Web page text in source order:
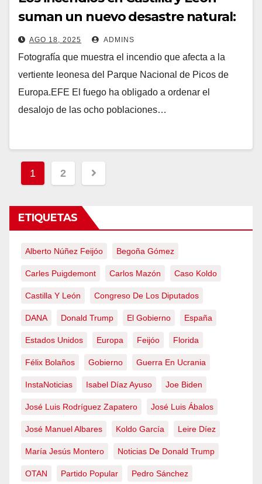
suman un nuevo desastre natural:
Picos de Europa
AGO 18, 2025 ADMINS
Fotografía que muestra el incendio que afecta a la
vertiente leonesa del Parque Nacional de Picos de
Europa.EFE El fuego ha obligado a ordenar el
desalojo de las ocho poblaciones…
Paginación
entradas
1 2
ETIQUETAS
Alberto Núñez Feijóo Begoña Gómez
Carles Puigdemont Carlos Mazón Caso Koldo
Castilla Y León Congreso De Los Diputados
DANA Donald Trump El Gobierno España
Estados Unidos Europa Feijóo Florida
Félix Bolaños Gobierno Guerra En Ucrania
InstaNoticias Isabel Díaz Ayuso Joe Biden
José Luis Rodríguez Zapatero José Luis Ábalos
José Manuel Albares Koldo García Leire Díez
María Jesús Montero Noticias De Donald Trump
OTAN Partido Popular Pedro Sánchez